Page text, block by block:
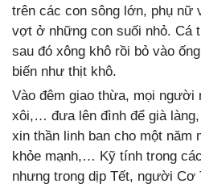
trên các con sông lớn, phụ nữ
vợt ở những con suối nhỏ. Cá
sau đó xông khô rồi bỏ vào
biến như thịt khô.
Vào đêm giao thừa, mọi người
xôi,… đưa lên đình để già
xin thần linh ban cho một năm
khỏe mạnh,… Kỹ tính trong
nhưng trong dịp Tết, người Cơ